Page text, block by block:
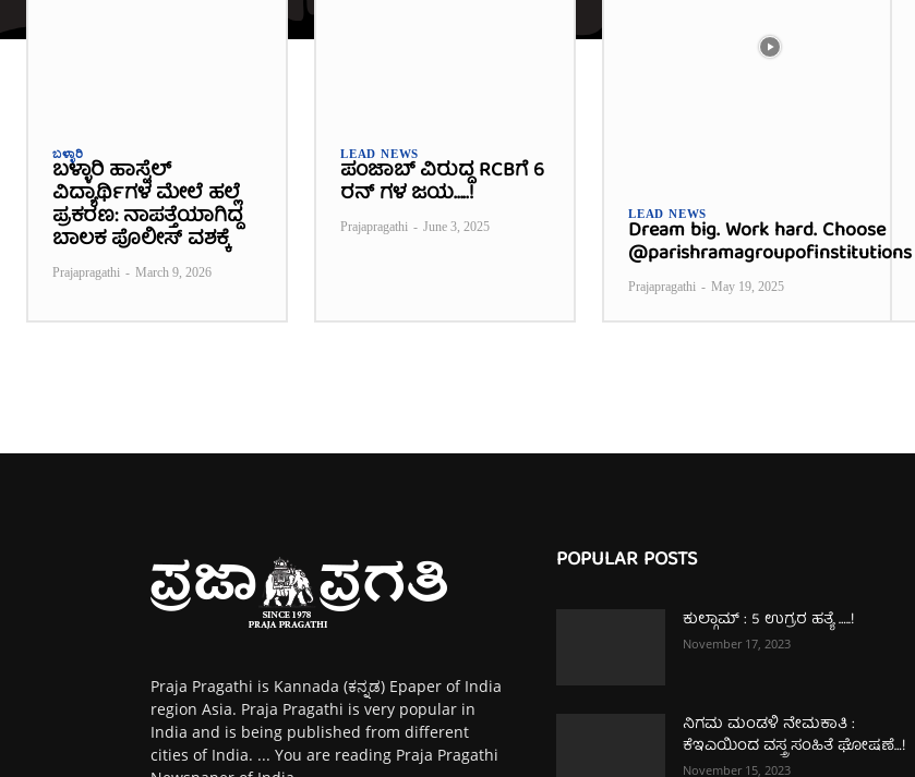
ಬಳ್ಳಾರಿ
ಬಳ್ಳಾರಿ ಹಾಸ್ಟೆಲ್​
ವಿದ್ಯಾರ್ಥಿಗಳ ಮೇಲೆ ಹಲ್ಲೆ
ಪ್ರಕರಣ: ನಾಪತ್ತೆಯಾಗಿದ್ದ
ಬಾಲಕ ಪೊಲೀಸ್ ವಶಕ್ಕೆ
Prajapragathi - March 9, 2026
LEAD NEWS
ಪಂಜಾಬ್ ವಿರುದ್ಧ RCBಗೆ 6
ರನ್ ಗಳ ಜಯ…..!
Prajapragathi - June 3, 2025
LEAD NEWS
Dream big. Work hard. Choose
@parishramagroupofinstitutions
Prajapragathi - May 19, 2025
Praja Pragathi is Kannada (ಕನ್ನಡ) Epaper of India
region Asia. Praja Pragathi is very popular in
India and is being published from different
cities of India. ... You are reading Praja Pragathi
POPULAR POSTS
ಕುಲ್ಗಾಮ್‌ : 5 ಉಗ್ರರ ಹತ್ಯೆ …..!
November 17, 2023
ನಿಗಮ ಮಂಡಳಿ ನೇಮಕಾತಿ :
ಕೆಇಎಯಿಂದ ವಸ್ತ್ರ ಸಂಹಿತೆ ಘೋಷಣೆ…!
November 15, 2023